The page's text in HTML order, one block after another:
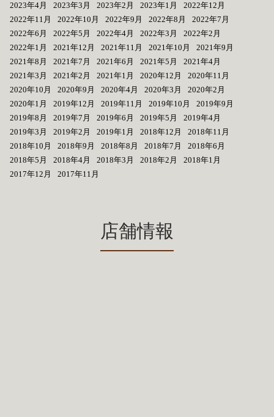
2023年4月
2023年3月 2023年2月 2023年1月
2022年12月
2022年11月
2022年10月 2022年9月 2022年8月
2022年7月
2022年6月
2022年5月 2022年4月 2022年3月
2022年2月
2022年1月
2021年12月 2021年11月 2021年10月
2021年9月
2021年8月
2021年7月 2021年6月 2021年5月
2021年4月
2021年3月
2021年2月 2021年1月 2020年12月
2020年11月
2020年10月
2020年9月 2020年4月 2020年3月
2020年2月
2020年1月
2019年12月 2019年11月 2019年10月
2019年9月
2019年8月
2019年7月 2019年6月 2019年5月
2019年4月
2019年3月
2019年2月 2019年1月 2018年12月
2018年11月
2018年10月
2018年9月 2018年8月 2018年7月
2018年6月
2018年5月
2018年4月 2018年3月 2018年2月
2018年1月
2017年12月
2017年11月
店舗情報